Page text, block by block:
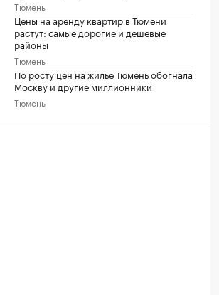
Тюмень
Цены на аренду квартир в Тюмени
растут: самые дорогие и дешевые
районы
Тюмень
По росту цен на жилье Тюмень обогнала
Москву и другие миллионники
Тюмень